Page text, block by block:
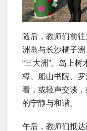
随后，教师们前
洲岛与长沙橘子
“三大洲”。岛上
樟、船山书院、
看，或轻声交谈
的宁静与和谐。
午后，教师们抵